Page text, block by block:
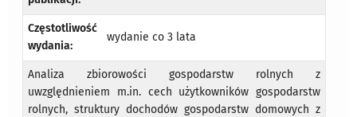
Częstotliwość
wydania:
wydanie co 3 lata
Analiza zbiorowości gospodarstw rolnych z
uwzględnieniem m.in. cech użytkowników gospodarstw
rolnych, struktury dochodów gospodarstw domowych z